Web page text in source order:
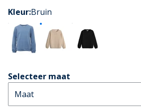
Kleur:Bruin
Selecteer maat